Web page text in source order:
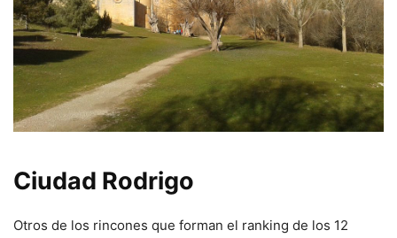
Ciudad Rodrigo
Otros de los rincones que forman el ranking de los 12